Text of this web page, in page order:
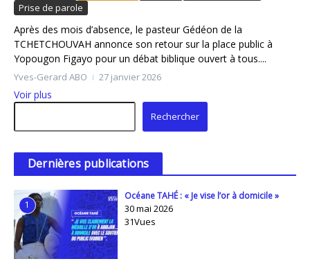
Prise de parole
Après des mois d’absence, le pasteur Gédéon de la
TCHETCHOUVAH annonce son retour sur la place public à
Yopougon Figayo pour un débat biblique ouvert à tous....
Yves-Gerard ABO 27 janvier 2026
Voir plus
Rechercher
Rechercher
Dernières publications
1
Océane TAHÉ : « Je vise l’or à domicile »
30 mai 2026
31Vues